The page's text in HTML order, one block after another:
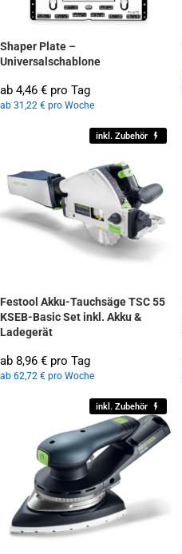
Shaper Plate –
Universalschablone
ab 4,46 € pro Tag
ab 31,22 € pro Woche
inkl. Zubehör
Festool Akku-Tauchsäge TSC 55
KSEB-Basic Set inkl. Akku &
Ladegerät
ab 8,96 € pro Tag
ab 62,72 € pro Woche
inkl. Zubehör